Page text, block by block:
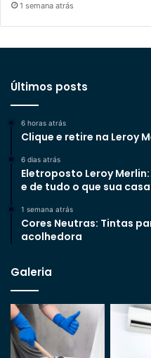
1 semana atrás
Últimos posts
6 horas atrás
Clique e retire na Leroy
6 dias atrás
Eletroposto Leroy
e de tudo o que sua
1 semana atrás
Cores Neutras: Tintas
acolhedora
Galeria